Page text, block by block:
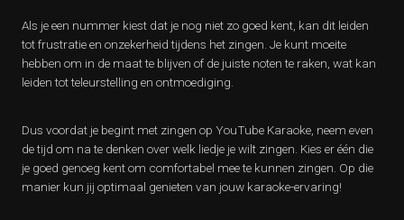
Als je een nummer kiest dat je nog niet zo goed kent, kan dit leiden
tot frustratie en onzekerheid tijdens het zingen. Je kunt moeite
hebben om in de maat te blijven of de juiste noten te raken, wat kan
leiden tot teleurstelling en ontmoediging.
Dus voordat je begint met zingen op YouTube Karaoke, neem even
de tijd om na te denken over welk liedje je wilt zingen. Kies er één die
je goed genoeg kent om comfortabel mee te kunnen zingen. Op die
manier kun jij optimaal genieten van jouw karaoke-ervaring!